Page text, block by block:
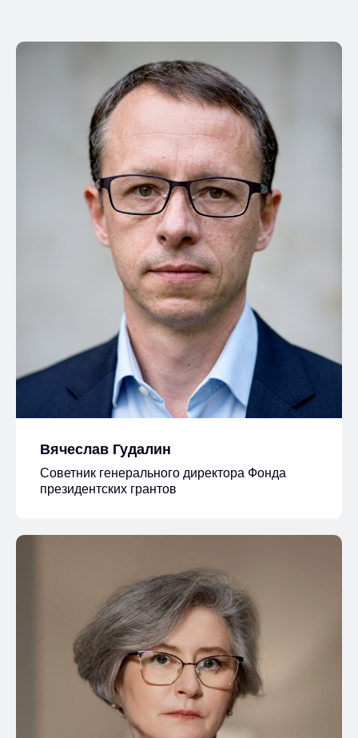
Вячеслав Гудалин
Советник генерального директора Фонда
президентских грантов